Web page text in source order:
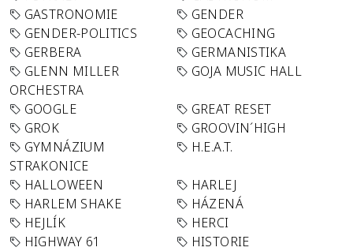
GASTRONOMIE
GENDER
GENDER-POLITICS
GEOCACHING
GERBERA
GERMANISTIKA
GLENN MILLER
ORCHESTRA
GOJA MUSIC HALL
GOOGLE
GREAT RESET
GROK
GROOVIN´HIGH
GYMNÁZIUM
STRAKONICE
H.E.A.T.
HALLOWEEN
HARLEJ
HARLEM SHAKE
HÁZENÁ
HEJLÍK
HERCI
HIGHWAY 61
HISTORIE